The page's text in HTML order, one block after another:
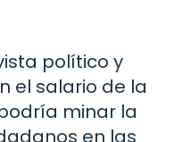
político y
el salario de la
minar la
en las